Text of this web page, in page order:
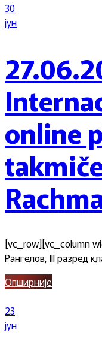
30
јун
online
[vc_row][vc_column
Рангелов, III разред
Опширније
23
јун